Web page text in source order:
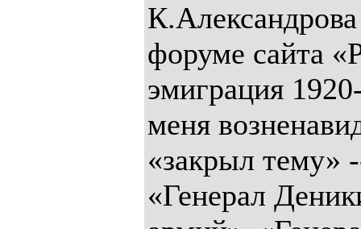
форуме сайта
эмиграция
меня
«закрыл тему»
«Генерал